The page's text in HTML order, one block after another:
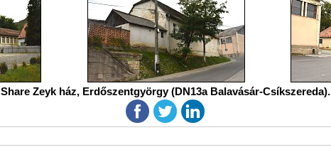
Share Zeyk ház, Erdőszentgyörgy (DN13a Balavásár-Csíkszereda).